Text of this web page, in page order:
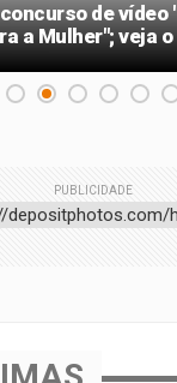
de vídeo
a Mulher"; veja
PUBLICIDADE